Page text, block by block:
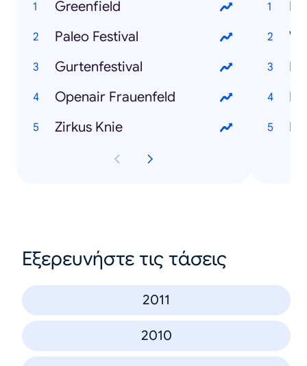
Greenfield
Paleo Festival
Gurtenfestival
Openair Frauenfeld
Zirkus Knie
Εξερευνήστε τις τάσεις
2011
2010